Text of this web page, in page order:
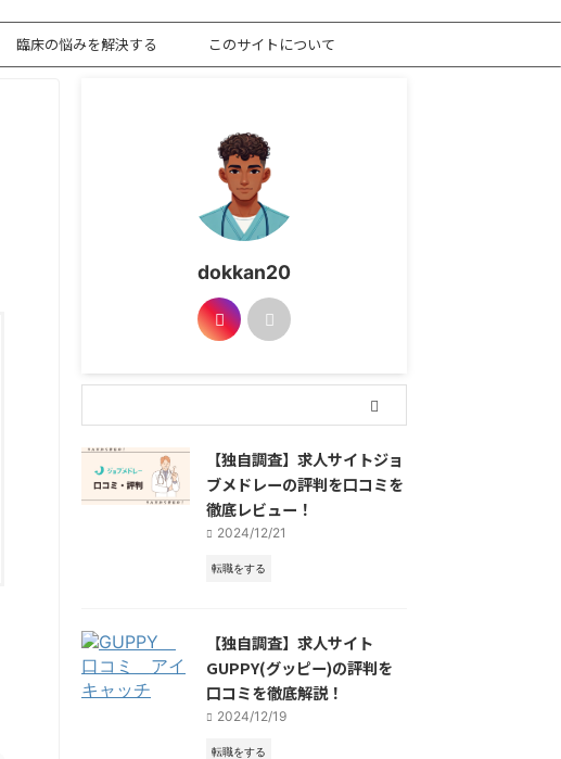
臨床の悩みを解決する このサイトについて
dokkan20
【独自調査】求人サイトジョ
ブメドレーの評判を口コミを
徹底レビュー！
2024/12/21
転職をする
【独自調査】求人サイト
GUPPY(グッピー)の評判を
口コミを徹底解説！
2024/12/19
転職をする